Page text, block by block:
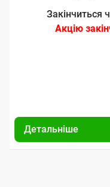
Закінчиться
Акцію
Детальніше